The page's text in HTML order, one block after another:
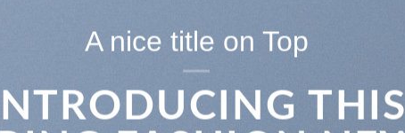
A nice title on Top
INTRODUCING THIS